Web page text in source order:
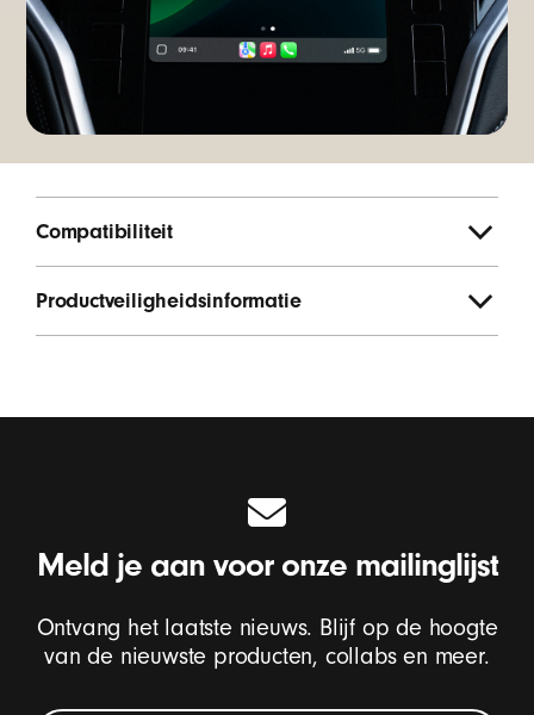
Compatibiliteit
Productveiligheidsinformatie
Meld je aan voor onze mailinglijst
Ontvang het laatste nieuws. Blijf op de hoogte
van de nieuwste producten, collabs en meer.